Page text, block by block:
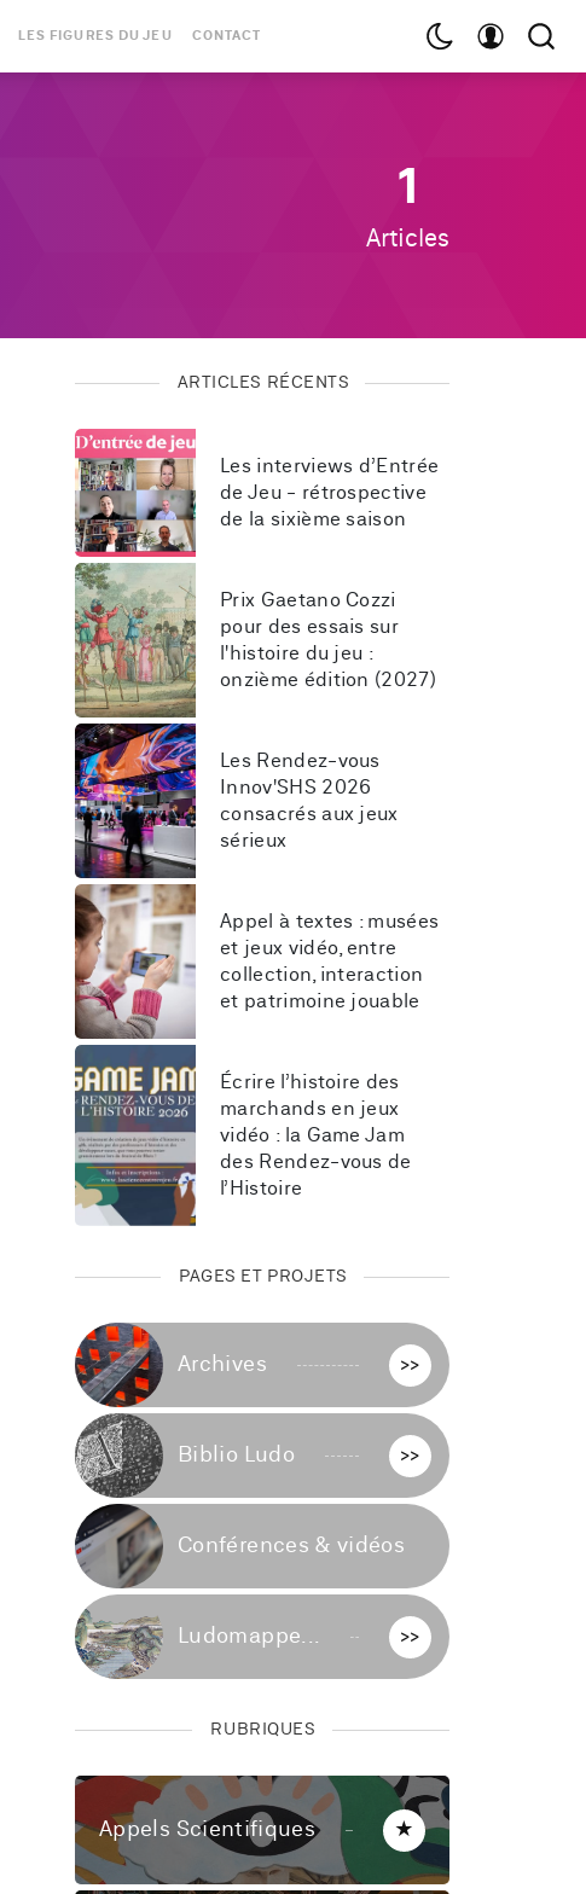
LES FIGURES DU JEU CONTACT
1
Articles
ARTICLES RÉCENTS
Les interviews d’Entrée
de Jeu - rétrospective
de la sixième saison
Prix Gaetano Cozzi
pour des essais sur
l'histoire du jeu :
onzième édition (2027)
Les Rendez-vous
Innov'SHS 2026
consacrés aux jeux
sérieux
Appel à textes : musées
et jeux vidéo, entre
collection, interaction
et patrimoine jouable
Écrire l’histoire des
marchands en jeux
vidéo : la Game Jam
des Rendez-vous de
l’Histoire
PAGES ET PROJETS
Archives >>
Biblio Ludo >>
Conférences & vidéos
Ludomappe... >>
RUBRIQUES
Appels Scientifiques ★